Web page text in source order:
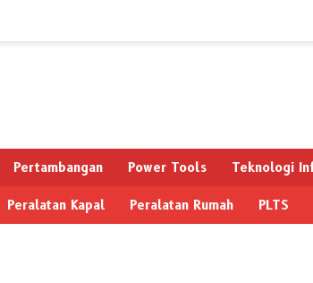
Pertambangan Power Tools Teknologi
Peralatan Kapal Peralatan Rumah PLTS